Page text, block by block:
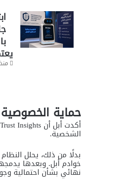
حماية
الشخصية.
بدلًا من ذلك، يحلل
خوادم أبل. وبعدها
نهائي بشأن احتمالية